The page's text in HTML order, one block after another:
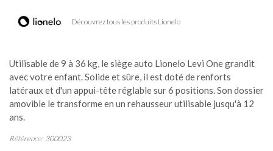
Découvrez tous les produits Lionelo
Utilisable de 9 à 36 kg, le siège auto Lionelo Levi One grandit
avec votre enfant. Solide et sûre, il est doté de renforts
latéraux et d'un appui-tête réglable sur 6 positions. Son dossier
amovible le transforme en un rehausseur utilisable jusqu'à 12
ans.
Référence: 300023